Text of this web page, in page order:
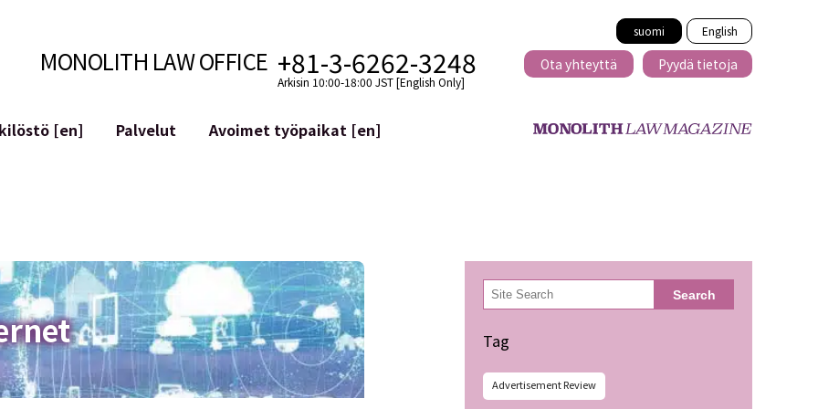
suomi English
MONOLITH LAW OFFICE +81-3-6262-3248
Arkisin 10:00-18:00 JST [English Only]
Ota yhteyttä Pyydä tietoja
[en]
Palvelut
ym.)
Maineen hallinta
Loukkaavan lausuman tunnistaminen
Avoimet työpaikat [en]
検
索 Search
Tag
Advertisement Review